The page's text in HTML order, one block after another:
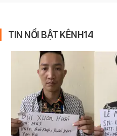
TIN NỔI BẬT KÊNH14